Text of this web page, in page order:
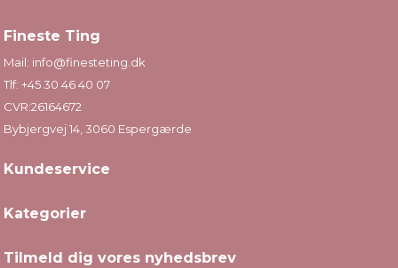
Fineste Ting
Mail: info@finesteting.dk
Tlf:+45 30 46 40 07
CVR:26164672
Bybjergvej 14, 3060 Espergærde
Kundeservice
Kategorier
Tilmeld dig vores nyhedsbrev